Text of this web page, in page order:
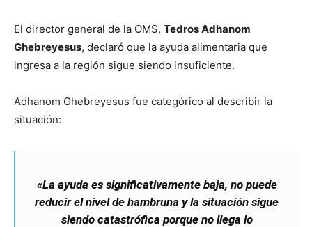
El director general de la OMS, Tedros Adhanom
Ghebreyesus, declaró que la ayuda alimentaria que
ingresa a la región sigue siendo insuficiente.
Adhanom Ghebreyesus fue categórico al describir la
situación:
«La ayuda es significativamente baja, no puede
reducir el nivel de hambruna y la situación sigue
siendo catastrófica porque no llega lo